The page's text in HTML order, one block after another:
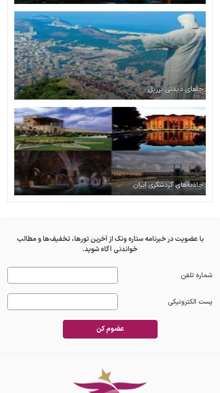
جاهای دیدنی برزیل
جاذبه‌های گردشگری ایران
با عضویت در خبرنامه ستاره ونک از آخرین تورها، تخفیف‌ها و مطالب
خواندنی آگاه شوید.
شماره تلفن
پست الکترونیکی
عضوم کن